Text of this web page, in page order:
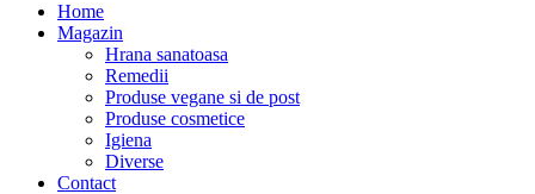
Home
Magazin
Hrana sanatoasa
Remedii
Produse vegane si de post
Produse cosmetice
Igiena
Diverse
Contact